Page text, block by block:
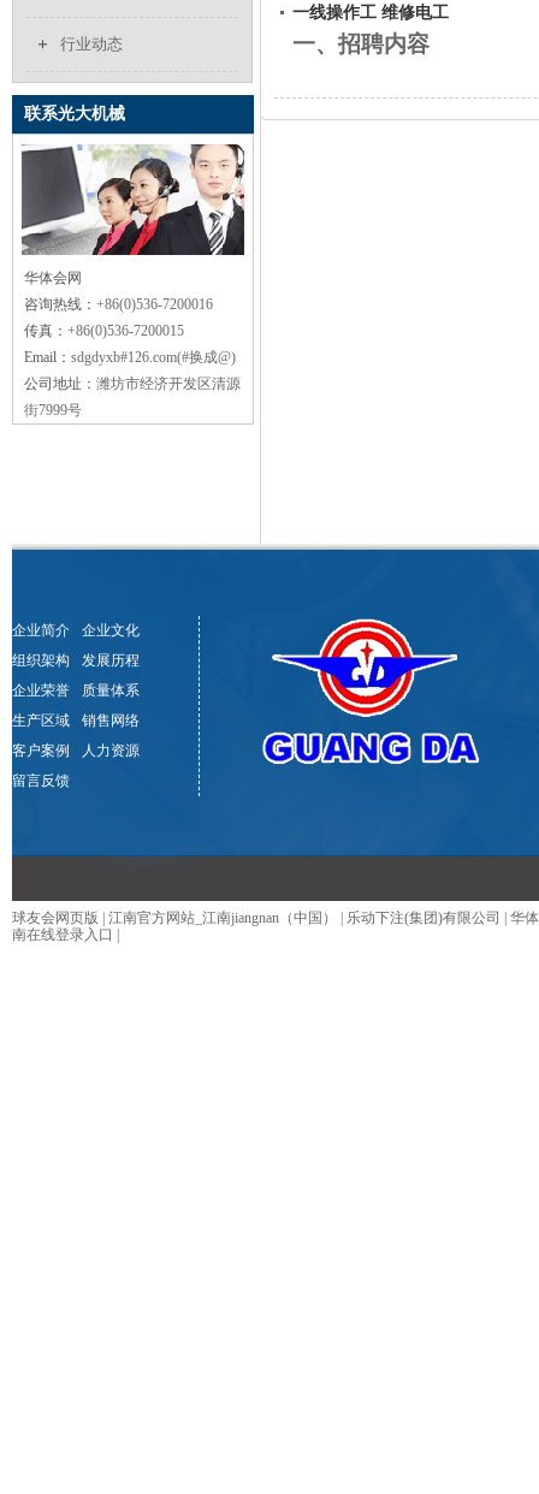
行业动态
联系光大机械
华体会网
咨询热线： +86(0)536-7200016
传真： +86(0)536-7200015
Email： sdgdyxb#126.com(#换成@)
公司地址： 潍坊市经济开发区清源
街7999号
一线操作工 维修电工
一、招聘内容
企业简介
企业文化
组织架构
发展历程
企业荣誉
质量体系
生产区域
销售网络
客户案例
人力资源
留言反馈
球友会网页版 江南官方网站_江南jiangnan（中国） 乐动下注(集团)有限公司
华
南在线登录入口